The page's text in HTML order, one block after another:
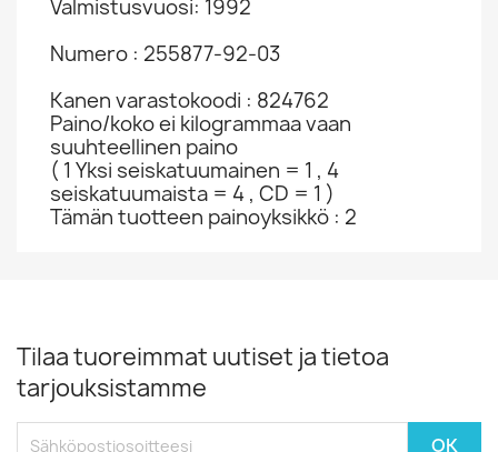
Valmistusvuosi: 1992
Numero : 255877-92-03
Kanen varastokoodi : 824762
Paino/koko ei kilogrammaa vaan
suuhteellinen paino
( 1 Yksi seiskatuumainen = 1 , 4
seiskatuumaista = 4 , CD = 1 )
Tämän tuotteen painoyksikkö : 2
Tilaa tuoreimmat uutiset ja tietoa
tarjouksistamme